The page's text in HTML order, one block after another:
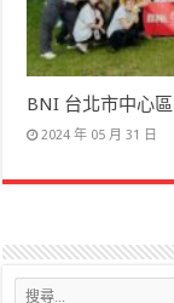
BNI 台北市中心區
2024 年 05 月 31 日